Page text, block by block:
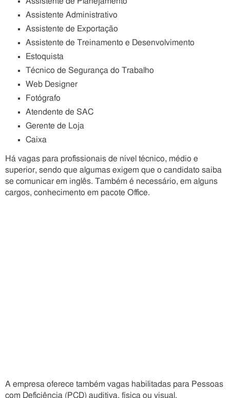
Assistente Administrativo
Assistente de Exportação
Assistente de Treinamento e Desenvolvimento
Estoquista
Técnico de Segurança do Trabalho
Web Designer
Fotógrafo
Atendente de SAC
Gerente de Loja
Caixa
Há vagas para profissionais de nível técnico, médio e
superior, sendo que algumas exigem que o candidato saiba
se comunicar em inglês. Também é necessário, em alguns
cargos, conhecimento em pacote Office.
A empresa oferece também vagas habilitadas para Pessoas
com Deficiência (PCD) auditiva, física ou visual.